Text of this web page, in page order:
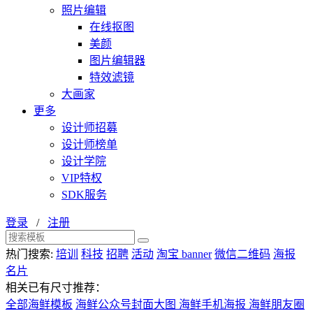
照片编辑
在线抠图
美颜
图片编辑器
特效滤镜
大画家
更多
设计师招募
设计师榜单
设计学院
VIP特权
SDK服务
登录 / 注册
热门搜索: 培训 科技 招聘 活动 淘宝 banner 微信二维码 海报
名片
相关已有尺寸推荐：
全部海鲜模板 海鲜公众号封面大图 海鲜手机海报 海鲜朋友圈